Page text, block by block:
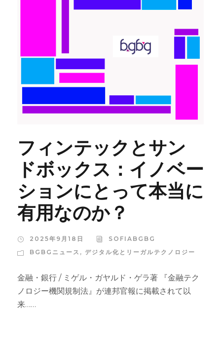
フィンテックとサン
ドボックス：イノベー
ションにとって本当に
有用なのか？
2025年9月18日
SOFIABGBG
BGBGニュース , デジタル化とリーガルテクノロジー
金融・銀行 / ミゲル・ガヤルド・ゲラ著 『金融テク
ノロジー機関規制法』が連邦官報に掲載されて以
来……